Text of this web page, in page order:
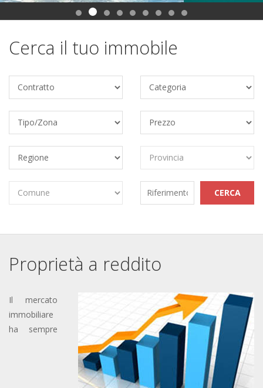
Cerca il tuo immobile
Proprietà a reddito
Il mercato
immobiliare
ha sempre